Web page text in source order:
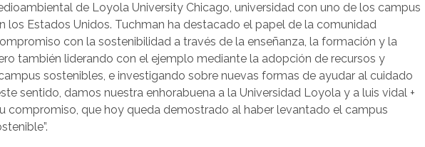
de Loyola University Chicago, universidad con uno de los campus
los Estados Unidos. Tuchman ha destacado el papel de la comunidad
con la sostenibilidad a través de la enseñanza, la formación y la
también liderando con el ejemplo mediante la adopción de recursos y
sostenibles, e investigando sobre nuevas formas de ayudar al cuidado
sentido, damos nuestra enhorabuena a la Universidad Loyola y a luis vidal +
compromiso, que hoy queda demostrado al haber levantado el campus